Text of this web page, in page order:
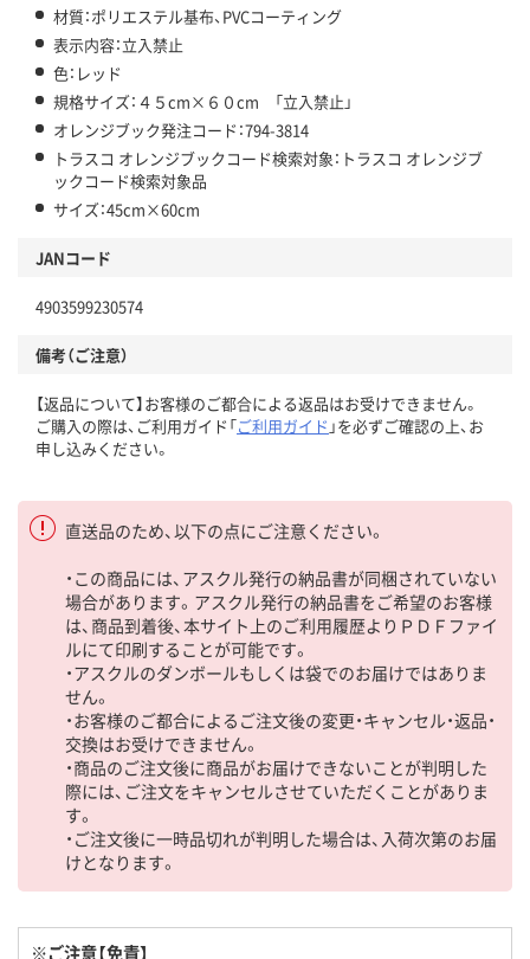
材質：ポリエステル基布、PVCコーティング
表示内容：立入禁止
色：レッド
規格サイズ：４５cm×６０cm 「立入禁止」
オレンジブック発注コード：794-3814
トラスコ オレンジブックコード検索対象：トラスコ オレンジブ
ックコード検索対象品
サイズ：45cm×60cm
JANコード
4903599230574
備考（ご注意）
【返品について】お客様のご都合による返品はお受けできません。
ご購入の際は、ご利用ガイド「ご利用ガイド 」を必ずご確認の上、お
申し込みください。
直送品のため、以下の点にご注意ください。
・この商品には、アスクル発行の納品書が同梱されていない
場合があります。アスクル発行の納品書をご希望のお客様
は、商品到着後、本サイト上のご利用履歴よりＰＤＦファイ
ルにて印刷することが可能です。
・アスクルのダンボールもしくは袋でのお届けではありま
せん。
・お客様のご都合によるご注文後の変更・キャンセル・返品・
交換はお受けできません。
・商品のご注文後に商品がお届けできないことが判明した
際には、ご注文をキャンセルさせていただくことがありま
す。
・ご注文後に一時品切れが判明した場合は、入荷次第のお届
けとなります。
※ご注意【免責】